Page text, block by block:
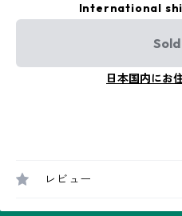
International
日本国内にお
レビュー